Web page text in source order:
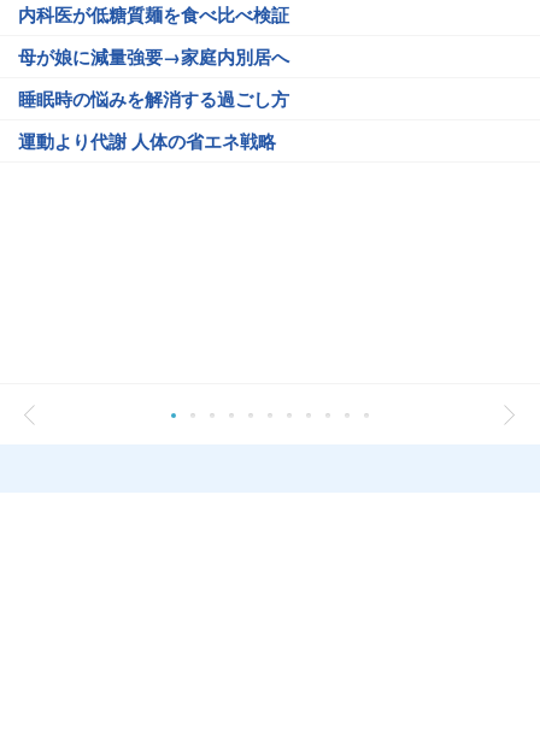
内科医が低糖質麺を食べ比べ検証
母が娘に減量強要→家庭内別居へ
睡眠時の悩みを解消する過ごし方
運動より代謝 人体の省エネ戦略